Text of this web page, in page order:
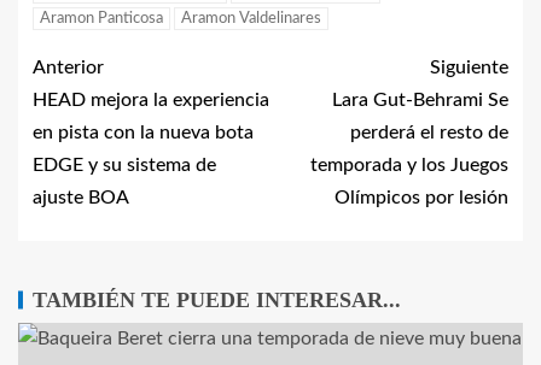
Aramon Panticosa
Aramon Valdelinares
Anterior
HEAD mejora la experiencia
en pista con la nueva bota
EDGE y su sistema de
ajuste BOA
Siguiente
Lara Gut-Behrami Se
perderá el resto de
temporada y los Juegos
Olímpicos por lesión
TAMBIÉN TE PUEDE INTERESAR...